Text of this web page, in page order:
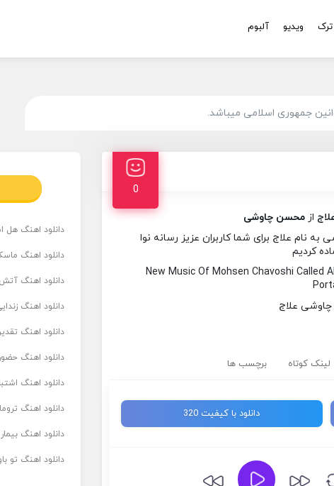
ویدیو آلبوم
جمهوری اسلامی میباشد.
0
ازمحسن چاوشی
علاج برای شما کاربران عزیز رسانه نوا
کردیم
New Music Of Mohsen Chavoshi Called
لینک کوتاه برچسب ها
دانلود با کیفیت 320
دانلود اهنگ هل
دانلود اهنگ
دانلود اهنگ
دانلود اهنگ
دانلود اهنگ
دانلود اهنگ
دانلود اهنگ
دانلود اهنگ
دانلود اهنگ
دانلود اهنگ تو